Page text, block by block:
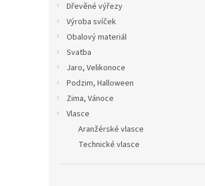
Dřevěné výřezy
Výroba svíček
Obalový materiál
Svatba
Jaro, Velikonoce
Podzim, Halloween
Zima, Vánoce
Vlasce
Aranžérské vlasce
Technické vlasce